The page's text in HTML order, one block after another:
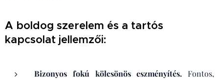
A boldog szerelem és a tartós
kapcsolat jellemzői:
Bizonyos fokú kölcsönös eszményítés. Fontos,